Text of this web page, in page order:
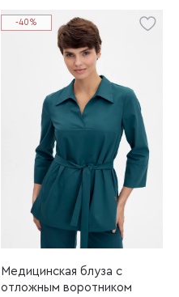
Медицинская блуза с
отложным воротником
-40%